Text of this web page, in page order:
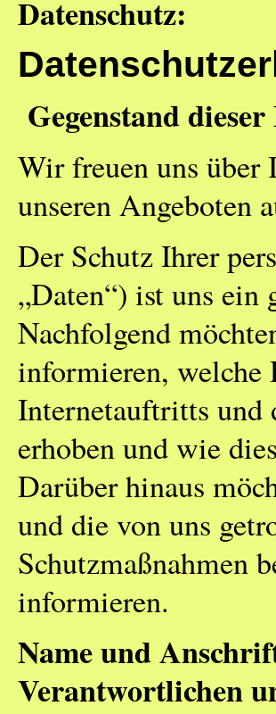
Datenschutz:
Gegenstand
Wir freuen uns über
unseren Angeboten
Der Schutz Ihrer
„Daten“) ist uns ein
Nachfolgend
informieren, welche
Internetauftritts und
erhoben und wie
Darüber hinaus
und die von uns
Schutzmaßnahmen
informieren.
Name und
Verantwortlichen